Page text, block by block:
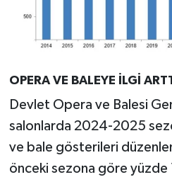
OPERA VE BALEYE İLGİ
Devlet Opera ve Balesi
salonlarda 2024-2025
ve bale gösterileri
önceki sezona göre